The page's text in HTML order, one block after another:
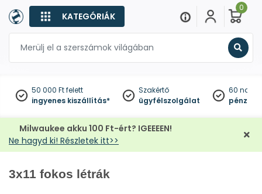
KATEGÓRIÁK
0
50 000 Ft felett
ingyenes kiszállítás*
Szakértő
ügyfélszolgálat
60
Milwaukee akku 100 Ft-ért? IGEEEEN!
Ne hagyd ki! Részletek itt>>
3x11 fokos létrák